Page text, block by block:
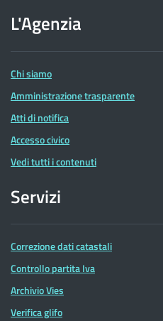
dell'Agenzia
delle
Entrate
L'Agenzia
Chi siamo
Amministrazione trasparente
Atti di notifica
Accesso civico
Vedi tutti i contenuti
Servizi
Correzione dati catastali
Controllo partita Iva
Archivio Vies
Verifica glifo